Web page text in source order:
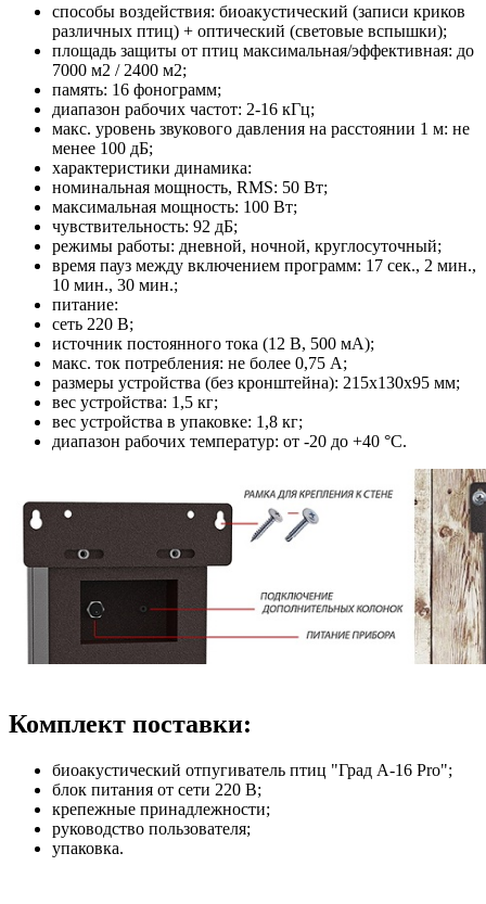
способы воздействия: биоакустический (записи криков
различных птиц) + оптический (световые вспышки);
площадь защиты от птиц максимальная/эффективная: до
7000 м2 / 2400 м2;
память: 16 фонограмм;
диапазон рабочих частот: 2-16 кГц;
макс. уровень звукового давления на расстоянии 1 м: не
менее 100 дБ;
характеристики динамика:
номинальная мощность, RMS: 50 Вт;
максимальная мощность: 100 Вт;
чувствительность: 92 дБ;
режимы работы: дневной, ночной, круглосуточный;
время пауз между включением программ: 17 сек., 2 мин.,
10 мин., 30 мин.;
питание:
сеть 220 В;
источник постоянного тока (12 В, 500 мА);
макс. ток потребления: не более 0,75 А;
размеры устройства (без кронштейна): 215х130х95 мм;
вес устройства: 1,5 кг;
вес устройства в упаковке: 1,8 кг;
диапазон рабочих температур: от -20 до +40 °С.
Комплект поставки:
биоакустический отпугиватель птиц "Град А-16 Pro";
блок питания от сети 220 В;
крепежные принадлежности;
руководство пользователя;
упаковка.